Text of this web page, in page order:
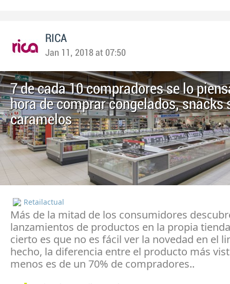
RICA
Jan 11, 2018 at 07:50
7 de cada 10 compradores se lo
hora de comprar congelados, snacks
caramelos
Retailactual
Más de la mitad de los consumidores
lanzamientos de productos en la propia
cierto es que no es fácil ver la novedad en el
hecho, la diferencia entre el producto más
menos es de un 70% de compradores..